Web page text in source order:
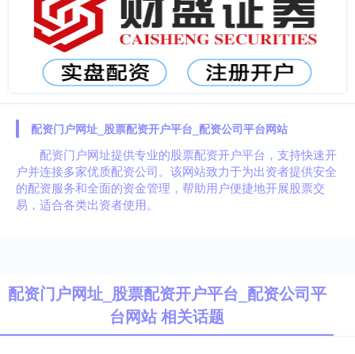
配资门户网址_股票配资开户平台_配资公司平台网站
配资门户网址提供专业的股票配资开户平台，支持快速开
户并连接多家优质配资公司。该网站致力于为出资者提供安全
的配资服务和全面的资金管理，帮助用户便捷地开展股票交
易，适合各类出资者使用。
配资门户网址_股票配资开户平台_配资公司平
台网站 相关话题